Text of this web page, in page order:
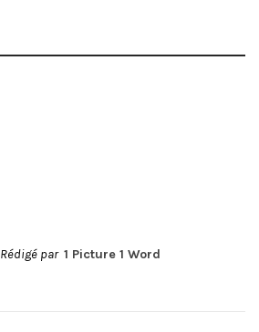
Rédigé par 1 Picture 1 Word